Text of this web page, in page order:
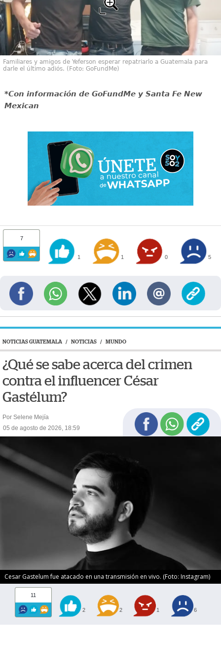
Familiares y amigos de Yeferson esperar repatriarlo a Guatemala para
darle el último adiós. (Foto: GoFundMe)
*Con información de GoFundMe y Santa Fe New
Mexican
7
1 1 0 5
NOTICIAS GUATEMALA / NOTICIAS / MUNDO
¿Qué se sabe acerca del crimen
contra el influencer César
Gastélum?
Por Selene Mejía
05 de agosto de 2026, 18:59
Cesar Gastelum fue atacado en una transmisión en vivo. (Foto: Instagram)
11
2 2 1 6